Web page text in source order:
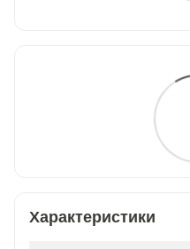
Характеристики